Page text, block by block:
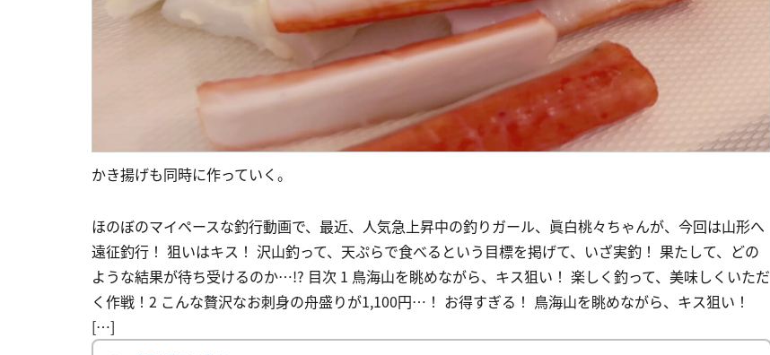
かき揚げも同時に作っていく。
ほのぼのマイペースな釣行動画で、最近、人気急上昇中の釣りガール、眞白桃々ちゃんが、今回は山形へ
遠征釣行！ 狙いはキス！ 沢山釣って、天ぷらで食べるという目標を掲げて、いざ実釣！ 果たして、どの
ような結果が待ち受けるのか…!? 目次 1 鳥海山を眺めながら、キス狙い！ 楽しく釣って、美味しくいただ
く作戦！2 こんな贅沢なお刺身の舟盛りが1,100円…！ お得すぎる！ 鳥海山を眺めながら、キス狙い！
[…]